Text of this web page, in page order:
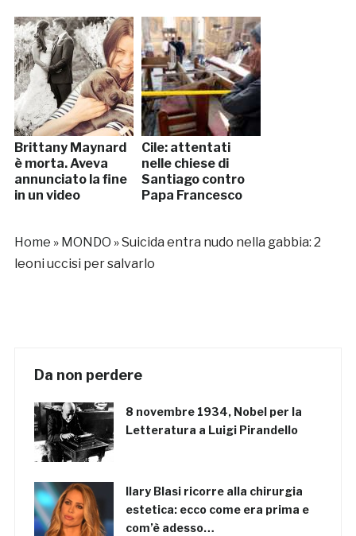
Brittany Maynard
è morta. Aveva
annunciato la fine
in un video
Cile: attentati
nelle chiese di
Santiago contro
Papa Francesco
Home » MONDO »Suicida entra nudo nella gabbia: 2
leoni uccisi per salvarlo
Da non perdere
8 novembre 1934, Nobel per la
Letteratura a Luigi Pirandello
Ilary Blasi ricorre alla chirurgia
estetica: ecco come era prima e
com’è adesso…